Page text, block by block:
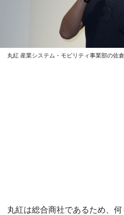
丸紅 産業システム・モビリティ事業部の佐
丸紅は総合商社であるため、